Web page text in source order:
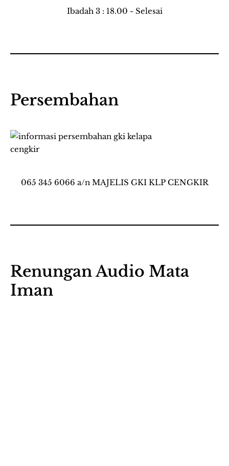
Ibadah 3 : 18.00 - Selesai
Persembahan
065 345 6066 a/n MAJELIS GKI KLP CENGKIR
Renungan Audio Mata
Iman